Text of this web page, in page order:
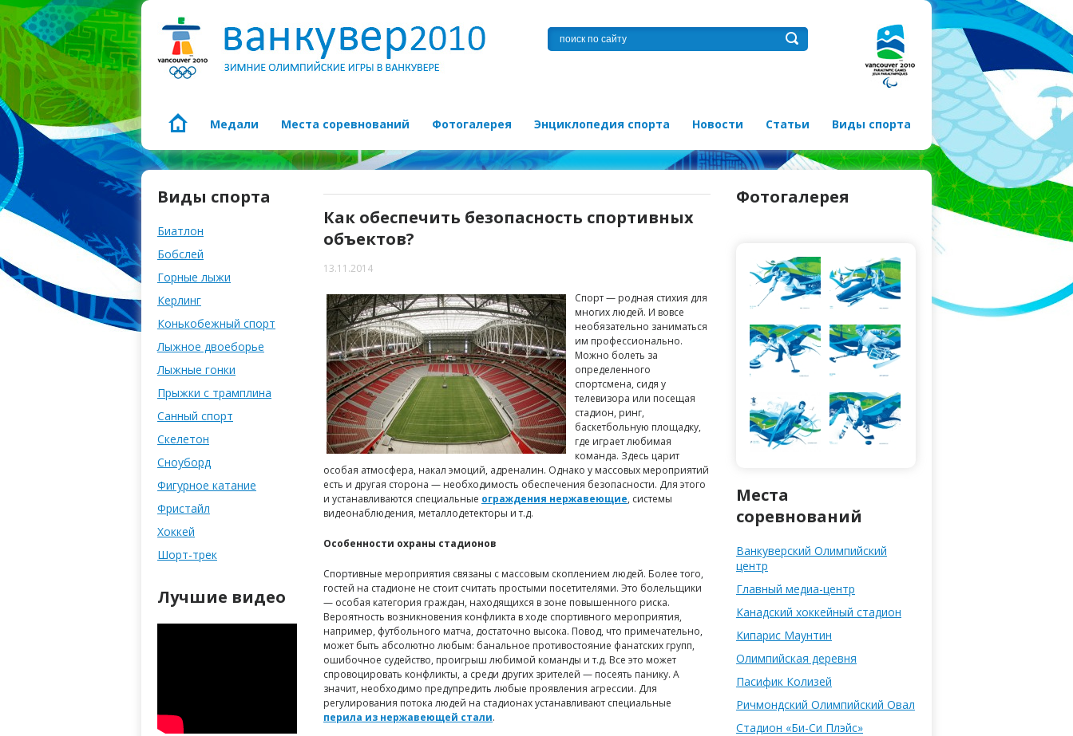
Медали Места соревнований Фотогалерея Энциклопедия спорта Новости Статьи Виды спорта
Виды спорта
Биатлон
Бобслей
Горные лыжи
Керлинг
Конькобежный спорт
Лыжное двоеборье
Лыжные гонки
Прыжки с трамплина
Санный спорт
Скелетон
Сноуборд
Фигурное катание
Фристайл
Хоккей
Шорт-трек
Лучшие видео
Как обеспечить безопасность спортивных
объектов?
13.11.2014
Спорт — родная стихия для
многих людей. И вовсе
необязательно заниматься
им профессионально.
Можно болеть за
определенного
спортсмена, сидя у
телевизора или посещая
стадион, ринг,
баскетбольную площадку,
где играет любимая
команда. Здесь царит
особая атмосфера, накал эмоций, адреналин. Однако у массовых мероприятий
есть и другая сторона — необходимость обеспечения безопасности. Для этого
и устанавливаются специальные ограждения нержавеющие, системы
видеонаблюдения, металлодетекторы и т.д.
Особенности охраны стадионов
Спортивные мероприятия связаны с массовым скоплением людей. Более того,
гостей на стадионе не стоит считать простыми посетителями. Это болельщики
— особая категория граждан, находящихся в зоне повышенного риска.
Вероятность возникновения конфликта в ходе спортивного мероприятия,
например, футбольного матча, достаточно высока. Повод, что примечательно,
может быть абсолютно любым: банальное противостояние фанатских групп,
ошибочное судейство, проигрыш любимой команды и т.д. Все это может
спровоцировать конфликты, а среди других зрителей — посеять панику. А
значит, необходимо предупредить любые проявления агрессии. Для
регулирования потока людей на стадионах устанавливают специальные
перила из нержавеющей стали.
Фотогалерея
Места
соревнований
Ванкуверский Олимпийский
центр
Главный медиа-центр
Канадский хоккейный стадион
Кипарис Маунтин
Олимпийская деревня
Паcифик Колизей
Ричмондский Олимпийский Овал
Стадион «Би-Си Плэйс»